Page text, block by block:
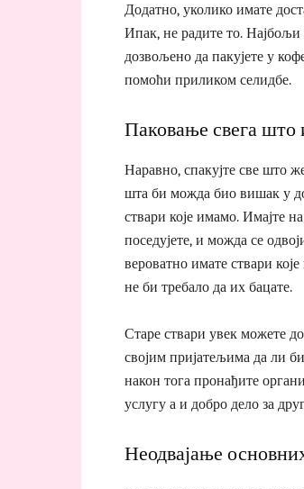
Додатно, уколико имате
Ипак, не радите то. Најбољи
дозвољено да пакујете у
помоћи приликом селидбе.
Паковање свега што
Наравно, спакујте све што
шта би можда био вишак у
ствари које имамо. Имајте
поседујете, и можда се
вероватно имате ствари
не би требало да их бацате.
Старе ствари увек можете
својим пријатељима да ли
након тога пронађите
услугу а и добро дело за
Неодвајање